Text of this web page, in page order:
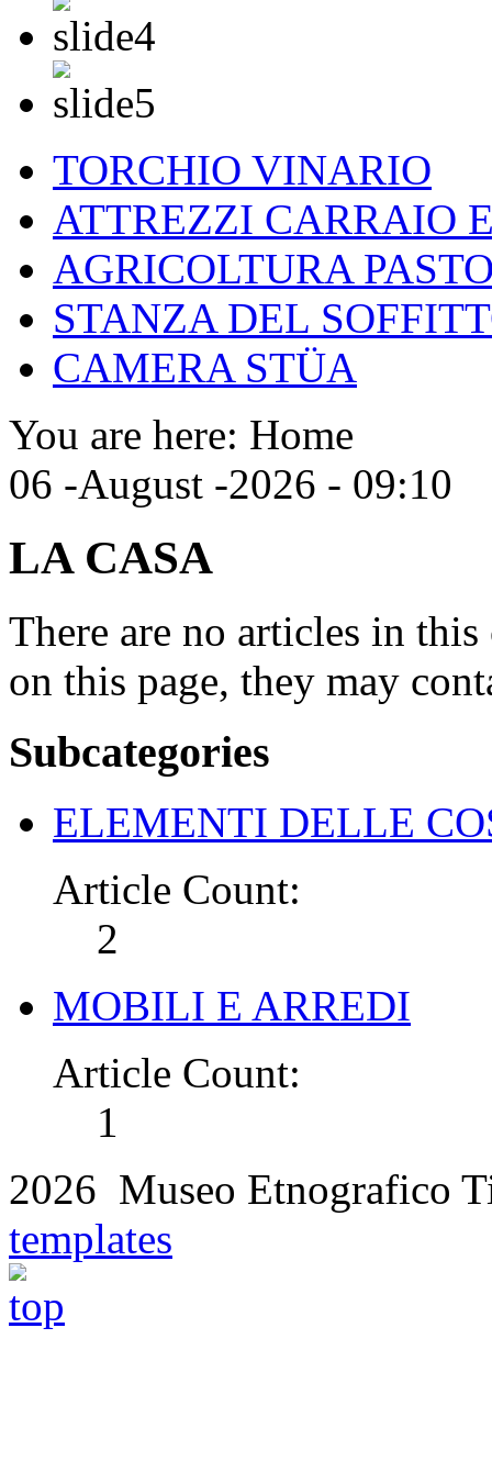
TORCHIO VINARIO
ATTREZZI CARRAIO
AGRICOLTURA
STANZA DEL
CAMERA STÜA
You are here: Home
06 -August -2026 - 09:10
LA CASA
There are no articles in
on this page, they may
Subcategories
ELEMENTI DELLE
Article Count:
2
MOBILI E ARREDI
Article Count:
1
2026 Museo Etnografico
templates